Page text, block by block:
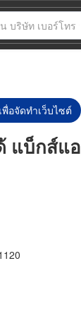
อจัดทำเว็บไซต์
แบ็กส์